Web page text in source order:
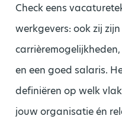
Check eens
werkgevers: ook zij
en een goed salaris.
definiëren op welk
jouw organisatie én